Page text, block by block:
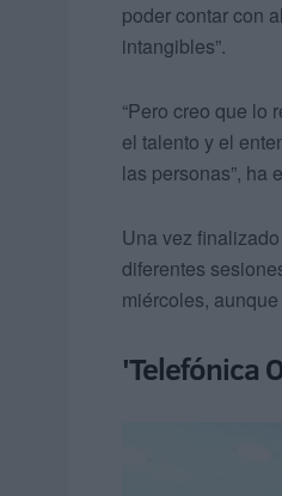
poder contar con
intangibles”.
“Pero creo que lo
el talento y el
las personas”, ha
Una vez
diferentes
miércoles,
'Telefónica